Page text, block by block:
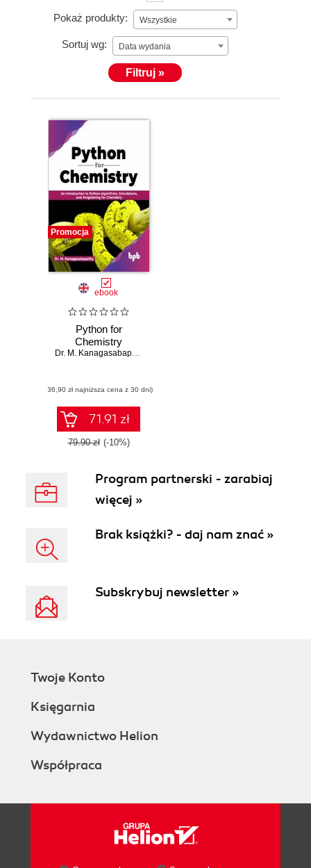
Pokaż produkty: Wszystkie
Sortuj wg: Data wydania
Filtruj »
Promocja
ebook
Python for
Chemistry
Dr. M. Kanagasabapathy
(36,90 zł najniższa cena z 30 dni)
71.91 zł
79.90 zł (-10%)
Program partnerski - zarabiaj
więcej »
Brak książki? - daj nam znać »
Subskrybuj newsletter »
Twoje Konto
Księgarnia
Wydawnictwo Helion
Współpraca